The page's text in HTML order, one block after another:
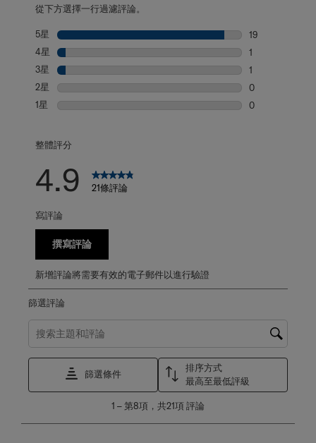
從下方選擇一行過濾評論。
5星 星級
19
4星 星級
1
3星 星級
1
2星 星級
0
1星 星級
0
整體評分
4.9 21條評論
寫評論
撰寫評論
新增評論將需要有效的電子郵件以進行驗證
篩選評論
搜尋主題和評論搜尋區域
篩選條件
排序方式
最高至最低評級
第
1 –第8項，共21項評論